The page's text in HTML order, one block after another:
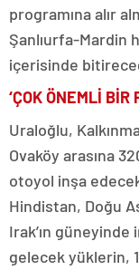
programına alır
Şanlıurfa-Mardin
içerisinde
‘ÇOK ÖNEMLİ BİR
Uraloğlu,
Ovaköy arasına
otoyol inşa
Hindistan, Doğu
Irak’ın güneyinde
gelecek yüklerin,